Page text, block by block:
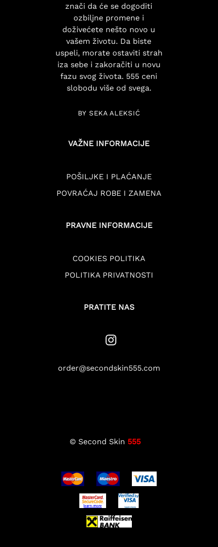
znači da će se dogoditi
ozbiljne promene i
doživećete nešto novo u
vašem životu. Da biste
uspeli, morate ostaviti strah
iza sebe i zakoračiti u novu
fazu svog života. 555 ceni
slobodu više od svega.
BY SEKA ALEKSIĆ
VAŽNE INFORMACIJE
POŠILJKE I PLAĆANJE
POVRAĆAJ ROBE I ZAMENA
PRAVNE INFORMACIJE
COOKIES POLITIKA
POLITIKA PRIVATNOSTI
PRATITE NAS
order@secondskin555.com
© Second Skin 555